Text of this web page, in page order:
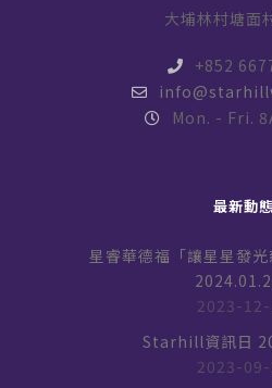
大埔林村塘面
+852
Mon. - Fri.
最新動態
星睿華德福「讓星星發光
2023-
Starhill資訊日
2023-